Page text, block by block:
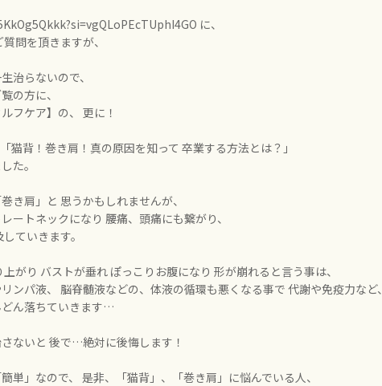
si=vgQLoPEcTUphI4GO に、
問を頂きますが、
治らないので、
の方に、
フケア】の、 更に！
猫背！巻き肩！真の原因を知って 卒業する方法とは？」
た。
き肩」と 思うかもしれませんが、
ートネックになり 腰痛、頭痛にも繋がり、
ていきます。
がり バストが垂れ ぽっこりお腹になり 形が崩れると言う事は、
ンパ液、 脳脊髄液などの、体液の循環も悪くなる事で 代謝や免疫力など、
ん落ちていきます…
ないと 後で…絶対に後悔します！
単」なので、 是非、「猫背」、「巻き肩」に悩んでいる人、